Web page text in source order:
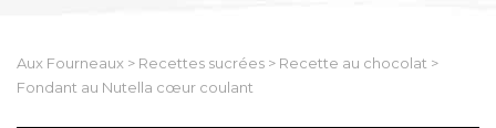
Aux Fourneaux > Recettes sucrées > Recette au chocolat >
Fondant au Nutella cœur coulant